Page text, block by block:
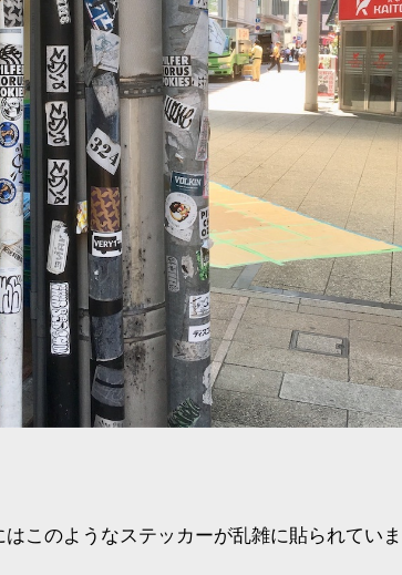
このようなステッカーが乱雑に貼られていま